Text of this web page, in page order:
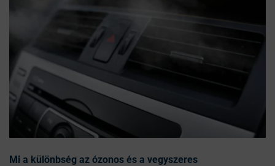
Mi a különbség az ózonos és a vegyszeres